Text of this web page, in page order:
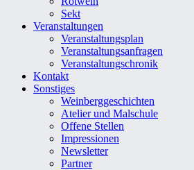
Sekt
Veranstaltungen
Veranstaltungsplan
Veranstaltungsanfragen
Veranstaltungschronik
Kontakt
Sonstiges
Weinberggeschichten
Atelier und Malschule
Offene Stellen
Impressionen
Newsletter
Partner